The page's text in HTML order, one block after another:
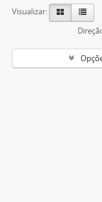
Visualizar: